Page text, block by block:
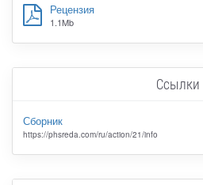
Рецензия
1.1Mb
Ссылки
Сборник
https://phsreda.com/ru/action/21/info